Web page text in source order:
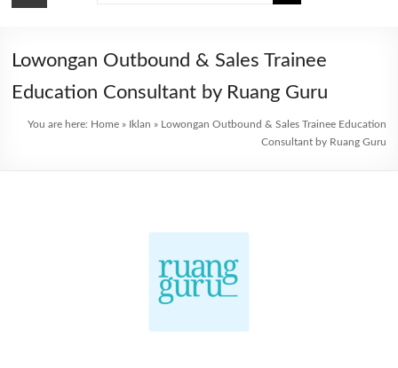
Lowongan Outbound & Sales Trainee
Education Consultant by Ruang Guru
You are here: Home» Iklan » Lowongan Outbound & Sales Trainee Education
Consultant by Ruang Guru